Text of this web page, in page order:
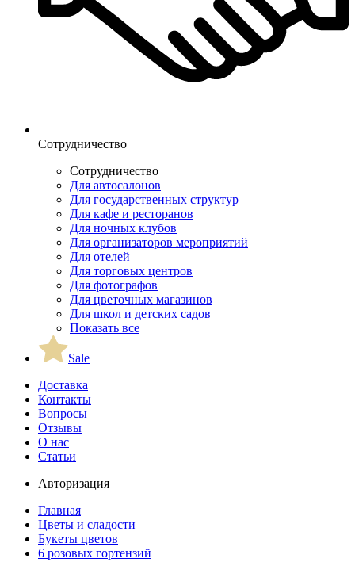
Сотрудничество
Сотрудничество
Для автосалонов
Для государственных структур
Для кафе и ресторанов
Для ночных клубов
Для организаторов мероприятий
Для отелей
Для торговых центров
Для фотографов
Для цветочных магазинов
Для школ и детских садов
Показать все
Sale
Доставка
Контакты
Вопросы
Отзывы
О нас
Статьи
Авторизация
Главная
Цветы и сладости
Букеты цветов
6 розовых гортензий